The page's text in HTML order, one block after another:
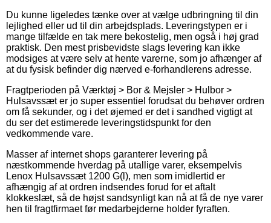
Du kunne ligeledes tænke over at vælge udbringning til din
lejlighed eller ud til din arbejdsplads. Leveringstypen er i
mange tilfælde en tak mere bekostelig, men også i høj grad
praktisk. Den mest prisbevidste slags levering kan ikke
modsiges at være selv at hente varerne, som jo afhænger af
at du fysisk befinder dig nærved e-forhandlerens adresse.
Fragtperioden på Værktøj > Bor & Mejsler > Hulbor >
Hulsavssæt er jo super essentiel forudsat du behøver ordren
om få sekunder, og i det øjemed er det i sandhed vigtigt at
du ser det estimerede leveringstidspunkt for den
vedkommende vare.
Masser af internet shops garanterer levering på
næstkommende hverdag på utallige varer, eksempelvis
Lenox Hulsavssæt 1200 G(l), men som imidlertid er
afhængig af at ordren indsendes forud for et aftalt
klokkeslæt, så de højst sandsynligt kan nå at få de nye varer
hen til fragtfirmaet før medarbejderne holder fyraften.